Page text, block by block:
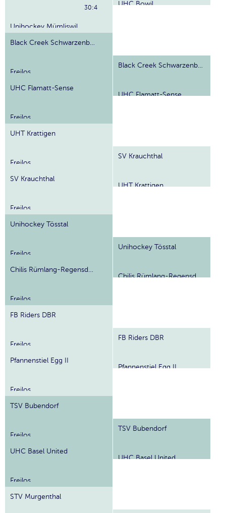
Unihockey Mümliswil
30:4
Black Creek Schwarzenbach
Freilos
UHC Flamatt-Sense
Freilos
UHT Krattigen
Freilos
SV Krauchthal
Freilos
Unihockey Tösstal
Freilos
Chilis Rümlang-Regensdorf
Freilos
FB Riders DBR
Freilos
Pfannenstiel Egg II
Freilos
TSV Bubendorf
Freilos
UHC Basel United
Freilos
STV Murgenthal
UHC Bowil
Black Creek Schwarzenbach
UHC Flamatt-Sense
SV Krauchthal
UHT Krattigen
Unihockey Tösstal
Chilis Rümlang-Regensdorf
FB Riders DBR
Pfannenstiel Egg II
TSV Bubendorf
UHC Basel United